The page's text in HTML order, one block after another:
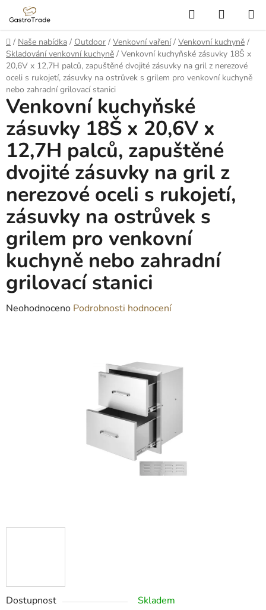
obsah
Hledat
KOŠÍK
Domů
/ Naše nabídka / Outdoor / Venkovní vaření / Venkovní kuchyně /
Skladování venkovní kuchyně / Venkovní kuchyňské zásuvky 18Š x
20,6V x 12,7H palců, zapuštěné dvojité zásuvky na gril z nerezové
oceli s rukojetí, zásuvky na ostrůvek s grilem pro venkovní kuchyně
nebo zahradní grilovací stanici
Dostupnost Skladem
Venkovní kuchyňské
zásuvky 18Š x 20,6V x
12,7H palců, zapuštěné
dvojité zásuvky na gril z
nerezové oceli s rukojetí,
zásuvky na ostrůvek s
grilem pro venkovní
kuchyně nebo zahradní
grilovací stanici
Průměrné
Neohodnoceno Podrobnosti hodnocení